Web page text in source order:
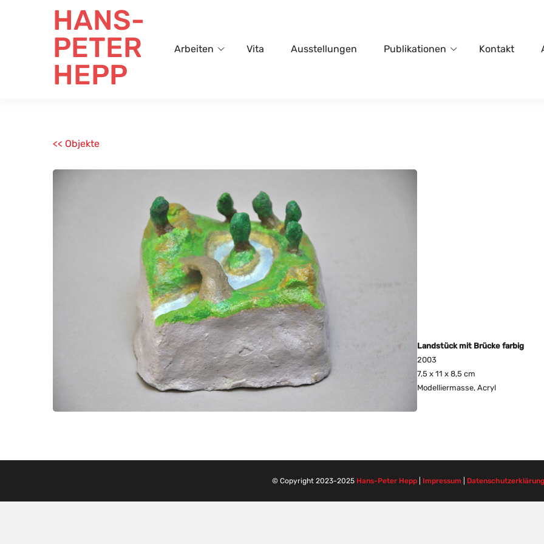
HANS-
PETER
HEPP
Arbeiten Vita Ausstellungen Publikationen Kontakt
<< Objekte
Landstück mit Brücke farbig
2003
7,5 x 11 x 8,5 cm
Modelliermasse, Acryl
© Copyright 2023-2025 Hans-Peter Hepp| Impressum Datenschutzerklärung